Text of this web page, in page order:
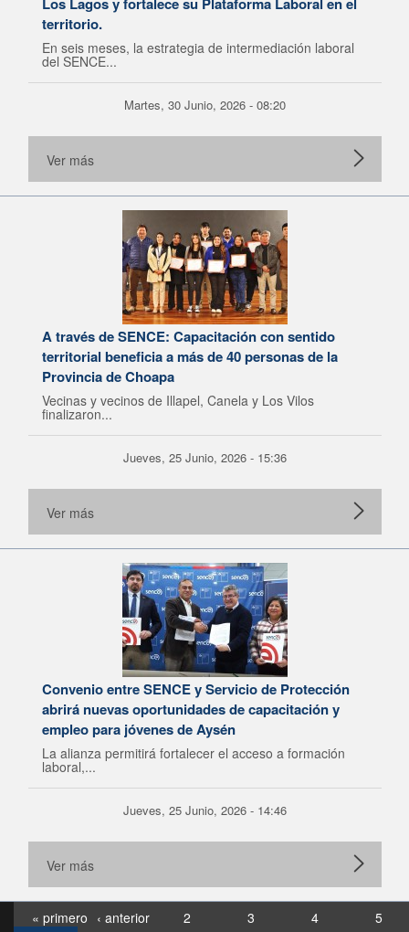
territorio.
En seis meses, la estrategia de intermediación laboral
del SENCE...
Martes, 30 Junio, 2026 - 08:20
Ver más
A través de SENCE: Capacitación con sentido
territorial beneficia a más de 40 personas de la
Provincia de Choapa
Vecinas y vecinos de Illapel, Canela y Los Vilos
finalizaron...
Jueves, 25 Junio, 2026 - 15:36
Ver más
Convenio entre SENCE y Servicio de Protección
abrirá nuevas oportunidades de capacitación y
empleo para jóvenes de Aysén
La alianza permitirá fortalecer el acceso a formación
laboral,...
Jueves, 25 Junio, 2026 - 14:46
Ver más
« primero ‹ anterior 2 3 4
5